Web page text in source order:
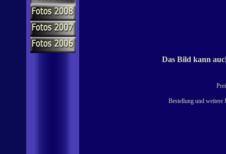
Das Bild kann
Bestellung und weitere